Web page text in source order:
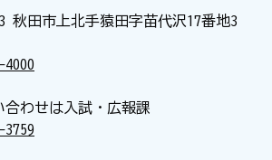
秋田市上北手猿田字苗代沢17番地3
4000
合わせは入試・広報課
3759